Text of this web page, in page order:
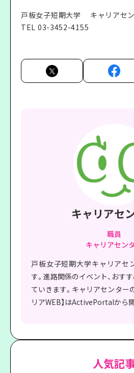
戸板女子短期大学 キャリアセ
TEL 03-3452-4155
キャリアセ
職員
キャリアセン
戸板女子短期大学キャリアセ
す。進路関係のイベント、おす
ていきます。キャリアセンター
リアWEB】はActivePortalから
人気記